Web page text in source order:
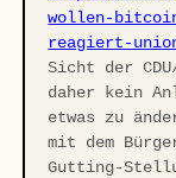
wollen-
reagiert-
Sicht der
daher kein
etwas zu
mit dem
Gutting-